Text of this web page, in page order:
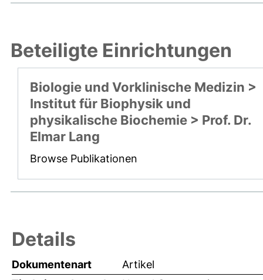
Beteiligte Einrichtungen
Biologie und Vorklinische Medizin >
Institut für Biophysik und
physikalische Biochemie > Prof. Dr.
Elmar Lang
Browse Publikationen
Details
Dokumentenart
Artikel